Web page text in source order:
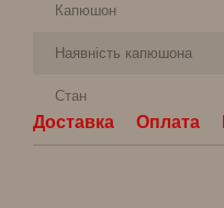
Капюшон
Наявність капюшона
Стан
Доставка Оплата